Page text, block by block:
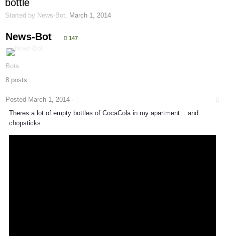
bottle
Started by News-Bot March 1, 2014
News-Bot 147
Bots
8 posts
Posted March 1, 2014 ·
Theres a lot of empty bottles of CocaCola in my apartment... and
chopsticks